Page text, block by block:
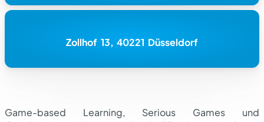
Zollhof 13, 40221 Düsseldorf
Game-based Learning, Serious Games und